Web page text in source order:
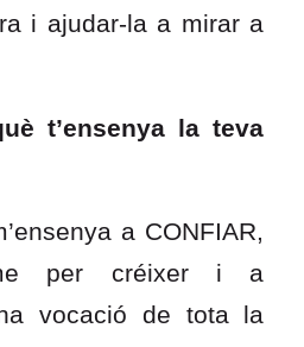
i ajudar-la a mirar a
t’ensenya la teva
a CONFIAR,
per créixer i a
vocació de tota la